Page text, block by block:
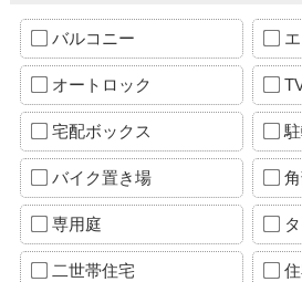
バルコニー
オートロック
宅配ボックス
バイク置き場
専用庭
二世帯住宅